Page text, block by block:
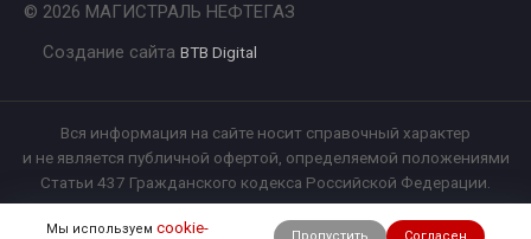
© 2026 МАГИСТРАЛЬ НЕФТЕГАЗ
Создание сайта BTB Digital
Вся информация на сайте носит справочный характер
и не является публичной офертой, определяемой положениями
Статьи 437 Гражданского кодекса Российской Федерации.
Мы используем cookie-